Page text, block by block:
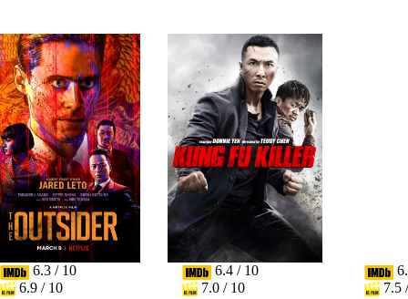
6.3 / 10
6.9 / 10
6.4 / 10
7.0 / 10
7.5